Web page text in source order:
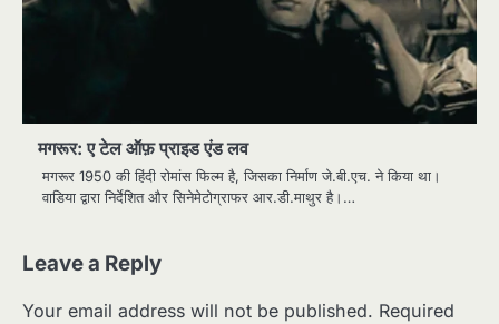
मगरूर: ए टेल ऑफ़ प्राइड एंड लव
मगरूर 1950 की हिंदी रोमांस फिल्म है, जिसका निर्माण जे.बी.एच. ने किया था।
वाडिया द्वारा निर्देशित और सिनेमेटोग्राफर आर.डी.माथुर है।…
Leave a Reply
Your email address will not be published. Required